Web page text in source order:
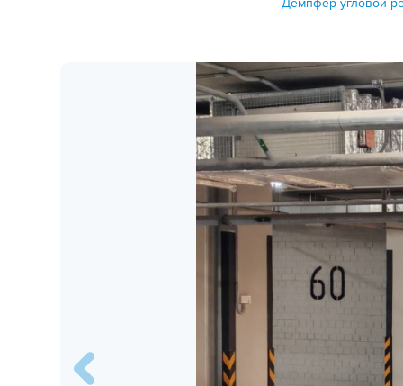
Демпфер угловой